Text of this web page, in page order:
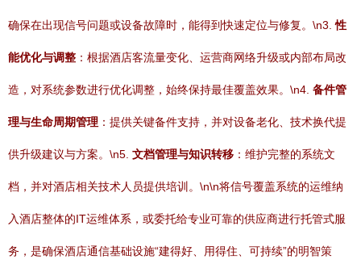
确保在出现信号问题或设备故障时，能得到快速定位与修复。\n3.性
能优化与调整 ：根据酒店客流量变化、运营商网络升级或内部布局改
造，对系统参数进行优化调整，始终保持最佳覆盖效果。\n4. 备件管
理与生命周期管理 ：提供关键备件支持，并对设备老化、技术换代提
供升级建议与方案。\n5. 文档管理与知识转移 ：维护完整的系统文
档，并对酒店相关技术人员提供培训。\n\n将信号覆盖系统的运维纳
入酒店整体的IT运维体系，或委托给专业可靠的供应商进行托管式服
务，是确保酒店通信基础设施“建得好、用得住、可持续”的明智策